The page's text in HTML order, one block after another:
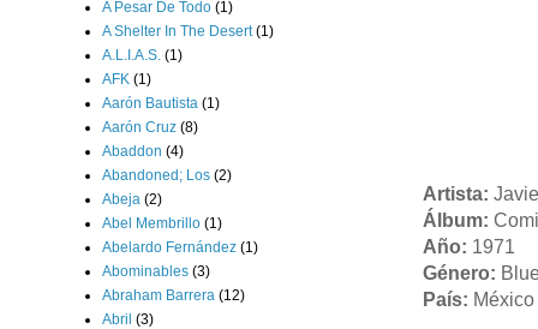
Artista:
Álbum:
Año: 1971
Género:
País: México
A Pesar De Todo (1)
A Shelter In The Desert (1)
A.L.I.A.S. (1)
AFK (1)
Aarón Bautista (1)
Aarón Cruz (8)
Abaddon (4)
Abandoned; Los (2)
Abeja (2)
Abel Membrillo (1)
Abelardo Fernández (1)
Abominables (3)
Abraham Barrera (12)
Abril (3)